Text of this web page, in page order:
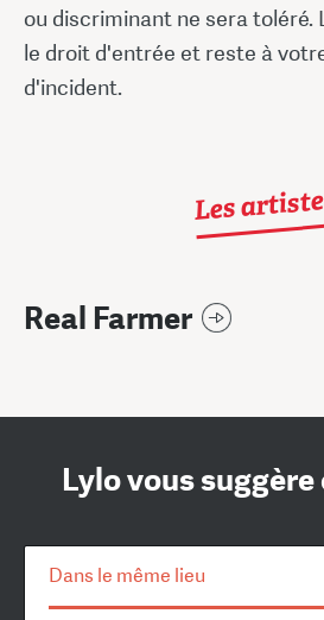
ou discriminant ne sera toléré.
le droit d'entrée et reste à
d'incident.
Les
Real Farmer
Lylo vous
Dans le même lieu